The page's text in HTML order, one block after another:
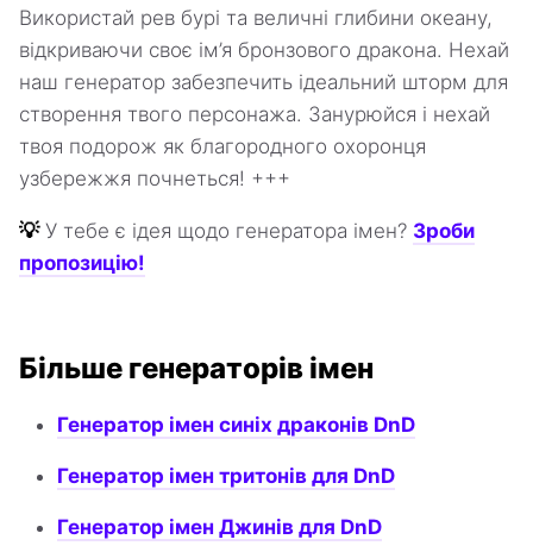
Використай рев бурі та величні глибини океану,
відкриваючи своє ім’я бронзового дракона. Нехай
наш генератор забезпечить ідеальний шторм для
створення твого персонажа. Занурюйся і нехай
твоя подорож як благородного охоронця
узбережжя почнеться! +++
💡 У тебе є ідея щодо генератора імен? Зроби
пропозицію!
Більше генераторів імен
Генератор імен синіх драконів DnD
Генератор імен тритонів для DnD
Генератор імен Джинів для DnD